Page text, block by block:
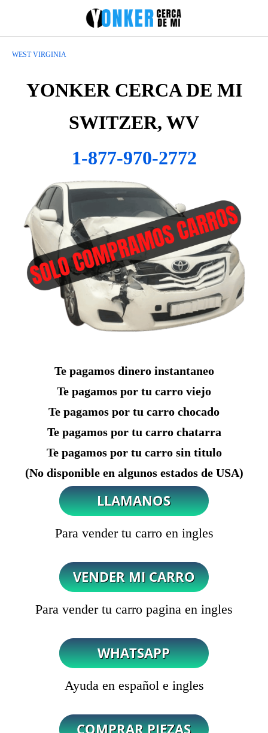
WEST VIRGINIA
YONKER CERCA DE MI
SWITZER, WV
1-877-970-2772
Te pagamos dinero instantaneo
Te pagamos por tu carro viejo
Te pagamos por tu carro chocado
Te pagamos por tu carro chatarra
Te pagamos por tu carro sin titulo
(No disponible en algunos estados de USA)
Para vender tu carro en ingles
Para vender tu carro pagina en ingles
Ayuda en español e ingles